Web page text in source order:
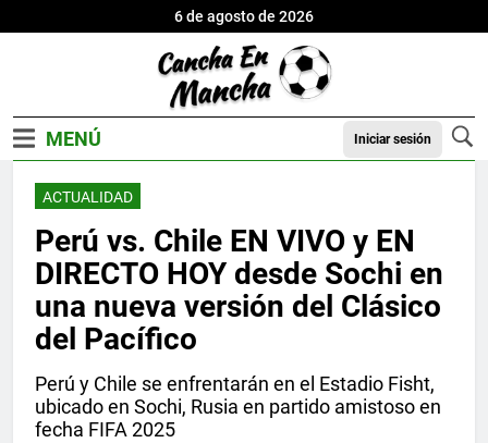
6 de agosto de 2026
Iniciar sesión
ACTUALIDAD
Perú vs. Chile EN VIVO y EN
DIRECTO HOY desde Sochi en
una nueva versión del Clásico
del Pacífico
Perú y Chile se enfrentarán en el Estadio Fisht,
ubicado en Sochi, Rusia en partido amistoso en
fecha FIFA 2025